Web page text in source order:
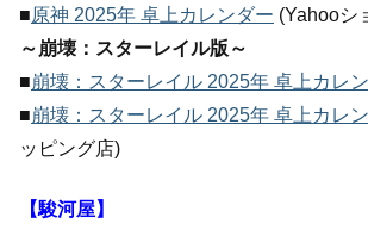
■原神 2025年 卓上カレンダー (Yahooシ
～崩壊：スターレイル版～
■崩壊：スターレイル 2025年 卓上カレ
■崩壊：スターレイル 2025年 卓上カレ
ッピング店)
【駿河屋】